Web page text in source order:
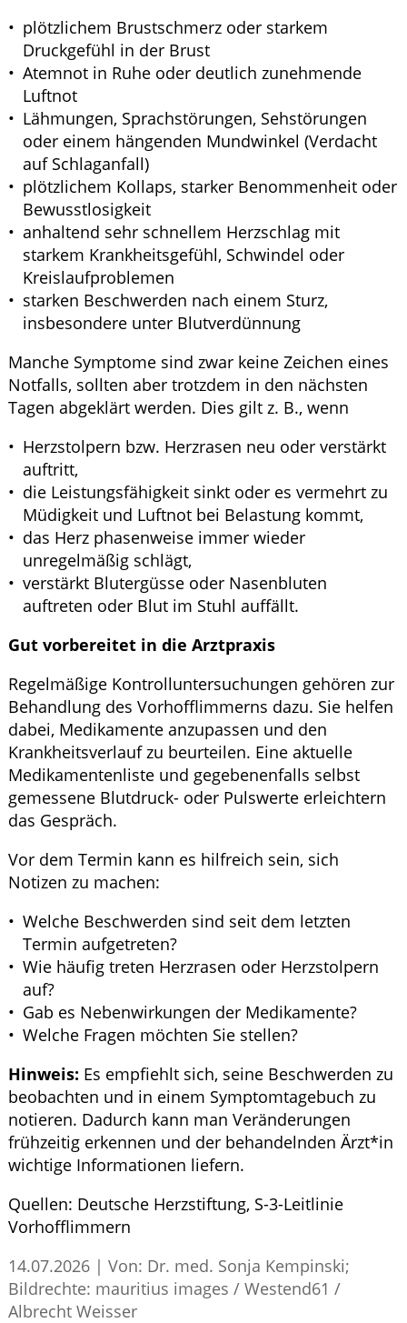
plötzlichem Brustschmerz oder starkem
Druckgefühl in der Brust
Atemnot in Ruhe oder deutlich zunehmende
Luftnot
Lähmungen, Sprachstörungen, Sehstörungen
oder einem hängenden Mundwinkel (Verdacht
auf Schlaganfall)
plötzlichem Kollaps, starker Benommenheit oder
Bewusstlosigkeit
anhaltend sehr schnellem Herzschlag mit
starkem Krankheitsgefühl, Schwindel oder
Kreislaufproblemen
starken Beschwerden nach einem Sturz,
insbesondere unter Blutverdünnung
Manche Symptome sind zwar keine Zeichen eines
Notfalls, sollten aber trotzdem in den nächsten
Tagen abgeklärt werden. Dies gilt z. B., wenn
Herzstolpern bzw. Herzrasen neu oder verstärkt
auftritt,
die Leistungsfähigkeit sinkt oder es vermehrt zu
Müdigkeit und Luftnot bei Belastung kommt,
das Herz phasenweise immer wieder
unregelmäßig schlägt,
verstärkt Blutergüsse oder Nasenbluten
auftreten oder Blut im Stuhl auffällt.
Gut vorbereitet in die Arztpraxis
Regelmäßige Kontrolluntersuchungen gehören zur
Behandlung des Vorhofflimmerns dazu. Sie helfen
dabei, Medikamente anzupassen und den
Krankheitsverlauf zu beurteilen. Eine aktuelle
Medikamentenliste und gegebenenfalls selbst
gemessene Blutdruck- oder Pulswerte erleichtern
das Gespräch.
Vor dem Termin kann es hilfreich sein, sich
Notizen zu machen:
Welche Beschwerden sind seit dem letzten
Termin aufgetreten?
Wie häufig treten Herzrasen oder Herzstolpern
auf?
Gab es Nebenwirkungen der Medikamente?
Welche Fragen möchten Sie stellen?
Hinweis: Es empfiehlt sich, seine Beschwerden zu
beobachten und in einem Symptomtagebuch zu
notieren. Dadurch kann man Veränderungen
frühzeitig erkennen und der behandelnden Ärzt*in
wichtige Informationen liefern.
Quellen: Deutsche Herzstiftung, S-3-Leitlinie
Vorhofflimmern
14.07.2026 | Von: Dr. med. Sonja Kempinski;
Bildrechte: mauritius images / Westend61 /
Albrecht Weisser